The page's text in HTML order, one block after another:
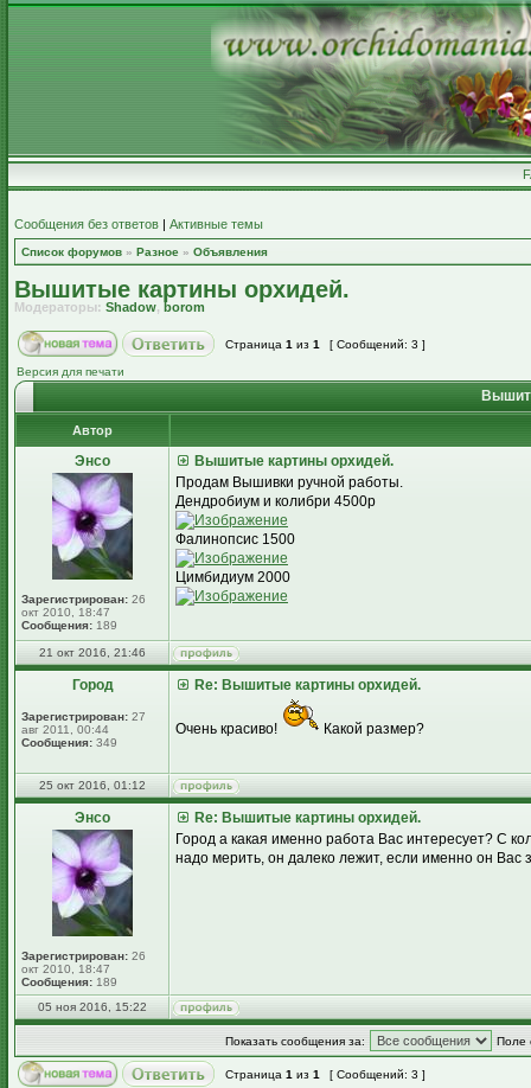
Сообщения без ответов | Активные темы
Список форумов » Разное » Объявления
Вышитые картины орхидей.
Модераторы: Shadow, borom
Страница 1 из 1 [ Сообщений: 3 ]
Версия для печати
Автор
Энсо
Зарегистрирован: 26
окт 2010, 18:47
Сообщения: 189
Вышитые картины орхидей.
Продам Вышивки ручной работы.
Дендробиум и колибри 4500р
Фалинопсис 1500
Цимбидиум 2000
21 окт 2016, 21:46
Город
Зарегистрирован: 27
авг 2011, 00:44
Сообщения: 349
Re: Вышитые картины орхидей.
Очень красиво! Какой размер?
25 окт 2016, 01:12
Энсо
Зарегистрирован: 26
окт 2010, 18:47
Сообщения: 189
Re: Вышитые картины орхидей.
Город а какая именно работа Вас интересует? С
надо мерить, он далеко лежит, если именно он Вас
05 ноя 2016, 15:22
Показать сообщения за: Поле
Страница 1 из 1 [ Сообщений: 3 ]